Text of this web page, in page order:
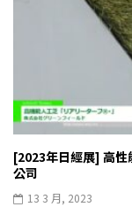
[2023年日經展] 高
公司
13 3 月, 2023